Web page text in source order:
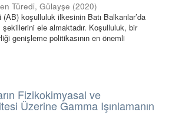
Türedi, Gülayşe (2020)
koşulluluk ilkesinin Batı Balkanlar’da
şekillerini ele almaktadır. Koşulluluk, bir
genişleme politikasının en önemli
Fizikokimyasal ve
Üzerine Gamma Işınlamanın